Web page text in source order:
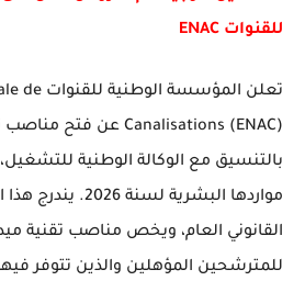
للقنوات ENAC
تعلن المؤسسة الوطنية للقنوات de
Canalisations (ENAC) عن فتح مناصب
بالتنسيق مع الوكالة الوطنية
مواردها البشرية
القانوني العام، ويخص مناصب تقنية
للمترشحين المؤهلين والذين تتوفر